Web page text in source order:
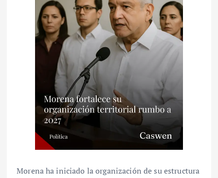
Morena ha iniciado la organización de su estructura